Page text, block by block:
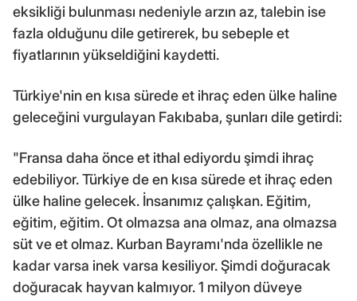
eksikliği bulunması nedeniyle arzın az, talebin ise
fazla olduğunu dile getirerek, bu sebeple et
fiyatlarının yükseldiğini kaydetti.
Türkiye'nin en kısa sürede et ihraç eden ülke haline
geleceğini vurgulayan Fakıbaba, şunları dile getirdi:
"Fransa daha önce et ithal ediyordu şimdi ihraç
edebiliyor. Türkiye de en kısa sürede et ihraç eden
ülke haline gelecek. İnsanımız çalışkan. Eğitim,
eğitim, eğitim. Ot olmazsa ana olmaz, ana olmazsa
süt ve et olmaz. Kurban Bayramı'nda özellikle ne
kadar varsa inek varsa kesiliyor. Şimdi doğuracak
doğuracak hayvan kalmıyor. 1 milyon düveye